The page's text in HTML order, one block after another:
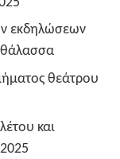
εκδηλώσεων
θάλασσα
θεάτρου
και